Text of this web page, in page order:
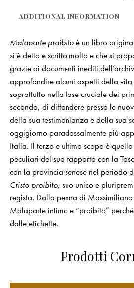
ADDITIONAL INFORMATION
Malaparte proibitoè un libro
si è detto e scritto molto e che si
grazie ai documenti inediti
approfondire alcuni aspetti della
soprattutto nella fase cruciale dei
secondo, di diffondere presso le
della sua testimonianza e della sua
oggigiorno paradossalmente più
Italia. Il terzo e ultimo scopo è
peculiari del suo rapporto con la
con la provincia senese nel periodo
Cristo proibito, suo unico e
regista. Dalla penna di Massimiliano
Malaparte intimo e “proibito”
dalle etichette.
Prodotti